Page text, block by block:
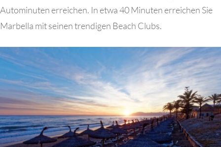
Autominuten erreichen. In etwa 40 Minuten erreichen Sie
Marbella mit seinen trendigen Beach Clubs.